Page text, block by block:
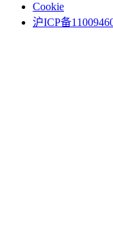
Cookie
沪ICP备